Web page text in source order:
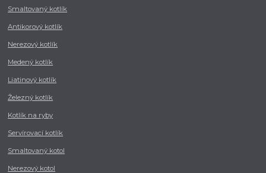
Smaltovaný kotlík
Antikorový kotlík
Nerezový kotlík
Medený kotlík
Liatinový kotlík
Železný kotlík
Kotlík na ryby
Servírovací kotlík
Smaltovaný kotol
Nerezový kotol